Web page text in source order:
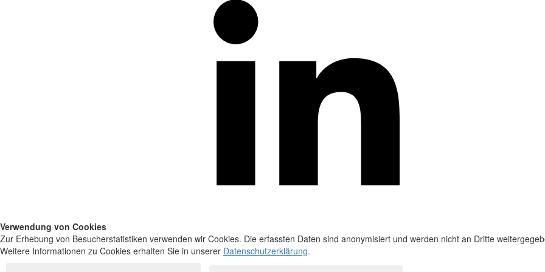
Verwendung von Cookies
Zur Erhebung von Besucherstatistiken verwenden wir Cookies. Die erfassten Daten sind anonymisiert und werden nicht an Dritte
Weitere Informationen zu Cookies erhalten Sie in unserer Datenschutzerklärung.